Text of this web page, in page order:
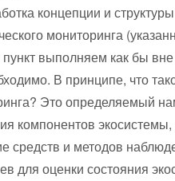
концепции и
мониторинга
выполняем как бы
В принципе, что
Это определяемый
компонентов
средств и методов
для оценки состояния